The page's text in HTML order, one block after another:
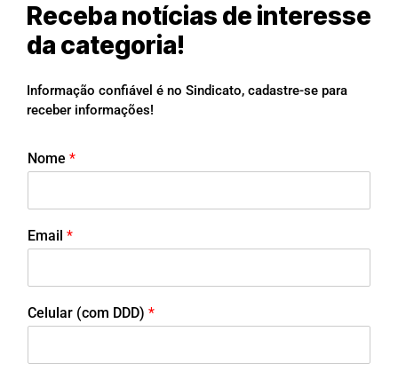
Receba notícias de interesse
da categoria!
Informação confiável é no Sindicato, cadastre-se para
receber informações!
Nome *
Email *
Celular (com DDD) *